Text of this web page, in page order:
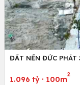
ĐẤT NỀN ĐỨC PHÁT
1.096 tỷ · 100m
2